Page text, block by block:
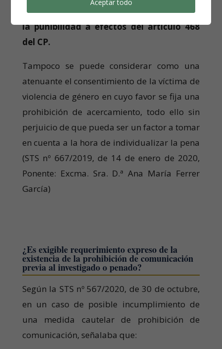
El consentimiento de la mujer no excluye
la punibilidad a efectos del artículo 468
del CP.
Tampoco se puede considerar como una
atenuante el consentimiento de la víctima de
violencia de género en cuyo favor se fija una
prohibición de acercamiento, todo ello sin
perjuicio de que pueda ser un factor a tomar
en cuenta a la hora de individualizar la pena
(STS nº 667/2019, de 14 de enero de 2020,
Ponente: Excma. Sra. D.ª Ana María Ferrer
García)
¿Es exigible requerimiento expreso de la
existencia de la prohibición de comunicación
previa al investigado o penado?
Según la STS nº 567/2020, de 30 de octubre,
en un caso de posible incumplimiento de
una medida cautelar de prohibición de
comunicación, señalaba que:
Aceptar todo